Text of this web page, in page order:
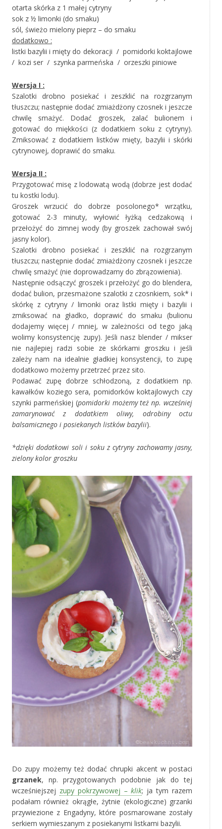
otarta skórka z 1 małej cytryny
sok z ½ limonki (do smaku)
sól, świeżo mielony pieprz – do smaku
dodatkowo :
listki bazylii i mięty do dekoracji / pomidorki koktajlowe
/ kozi ser / szynka parmeńska / orzeszki piniowe
Wersja I :
Szalotki drobno posiekać i zeszklić na rozgrzanym
tłuszczu; następnie dodać zmiażdżony czosnek i jeszcze
chwilę smażyć. Dodać groszek, zalać bulionem i
gotować do miękkości (z dodatkiem soku z cytryny).
Zmiksować z dodatkiem listków mięty, bazylii i skórki
cytrynowej, doprawić do smaku.
Wersja II :
Przygotować misę z lodowatą wodą (dobrze jest dodać
tu kostki lodu).
Groszek wrzucić do dobrze posolonego* wrzątku,
gotować 2-3 minuty, wyłowić łyżką cedzakową i
przełożyć do zimnej wody (by groszek zachował swój
jasny kolor).
Szalotki drobno posiekać i zeszklić na rozgrzanym
tłuszczu; następnie dodać zmiażdżony czosnek i jeszcze
chwilę smażyć (nie doprowadzamy do zbrązowienia).
Następnie odsączyć groszek i przełożyć go do blendera,
dodać bulion, przesmażone szalotki z czosnkiem, sok* i
skórkę z cytryny / limonki oraz listki mięty i bazylii i
zmiksować na gładko, doprawić do smaku (bulionu
dodajemy więcej / mniej, w zależności od tego jaką
wolimy konsystencję zupy). Jeśli nasz blender / mikser
nie najlepiej radzi sobie ze skórkami groszku i jeśli
zależy nam na idealnie gładkiej konsystencji, to zupę
dodatkowo możemy przetrzeć przez sito.
Podawać zupę dobrze schłodzoną, z dodatkiem np.
kawałków koziego sera, pomidorków koktajlowych czy
szynki parmeńskiej (pomidorki możemy też np. wcześniej
zamarynować z dodatkiem oliwy, odrobiny octu
balsamicznego i posiekanych listków bazylii).
*dzięki dodatkowi soli i soku z cytryny zachowamy jasny,
zielony kolor groszku
Do zupy możemy też dodać chrupki akcent w postaci
grzanek, np. przygotowanych podobnie jak do tej
wcześniejszej zupy pokrzywowej –klik; ja tym razem
podałam również okrągłe, żytnie (ekologiczne) grzanki
przywiezione z Engadyny, które posmarowane zostały
serkiem wymieszanym z posiekanymi listkami bazylii.